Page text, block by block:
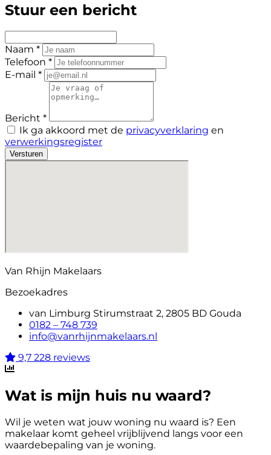
Stuur een bericht
Naam *
Telefoon *
E-mail *
Bericht *
Ik ga akkoord met de privacyverklaring en
verwerkingsregister
Versturen
Van Rhijn Makelaars
Bezoekadres
van Limburg Stirumstraat 2, 2805 BD Gouda
0182 – 748 739
info@vanrhijnmakelaars.nl
9,7 228 reviews
Wat is mijn huis nu waard?
Wil je weten wat jouw woning nu waard is? Een
makelaar komt geheel vrijblijvend langs voor een
waardebepaling van je woning.